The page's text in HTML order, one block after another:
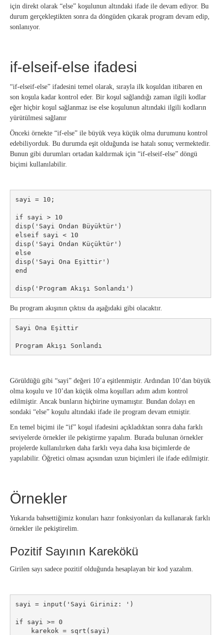
için direkt olarak “else” koşulunun altındaki ifade ile devam ediyor. Bu
durum gerçekleştikten sonra da döngüden çıkarak program devam edip,
sonlanıyor.
if-elseif-else ifadesi
“if-elseif-else” ifadesini temel olarak, sırayla ilk koşuldan itibaren en
son koşula kadar kontrol eder. Bir koşul sağlandığı zaman ilgili kodlar
eğer hiçbir koşul sağlanmaz ise else koşulunun altındaki ilgili kodların
yürütülmesi sağlanır
Önceki örnekte “if-else” ile büyük veya küçük olma durumunu kontrol
edebiliyorduk. Bu durumda eşit olduğunda ise hatalı sonuç vermektedir.
Bunun gibi durumları ortadan kaldırmak için “if-elseif-else” döngü
biçimi kullanılabilir.
sayi = 10;
if sayi > 10
disp('Sayi Ondan Büyüktür')
elseif sayi < 10
disp('Sayi Ondan Küçüktür')
else
disp('Sayi Ona Eşittir')
end
disp('Program Akışı Sonlandı')
Bu program akışının çıktısı da aşağıdaki gibi olacaktır.
Sayi Ona Eşittir
Program Akışı Sonlandı
Görüldüğü gibi “sayi” değeri 10’a eşitlenmiştir. Ardından 10’dan büyük
olma koşulu ve 10’dan küçük olma koşulları adım adım kontrol
edilmiştir. Ancak bunların hiçbirine uymamıştır. Bundan dolayı en
sondaki “else” koşulu altındaki ifade ile program devam etmiştir.
En temel biçimi ile “if” koşul ifadesini açıkladıktan sonra daha farklı
seviyelerde örnekler ile pekiştirme yapalım. Burada bulunan örnekler
projelerde kullanılırken daha farklı veya daha kısa biçimlerde de
yapılabilir. Öğretici olması açısından uzun biçimleri ile ifade edilmiştir.
Örnekler
Yukarıda bahsettiğimiz konuları hazır fonksiyonları da kullanarak farklı
örnekler ile pekiştirelim.
Pozitif Sayının Karekökü
Girilen sayı sadece pozitif olduğunda hesaplayan bir kod yazalım.
sayi = input('Sayi Giriniz: ')
if sayi >= 0
karekok = sqrt(sayi)